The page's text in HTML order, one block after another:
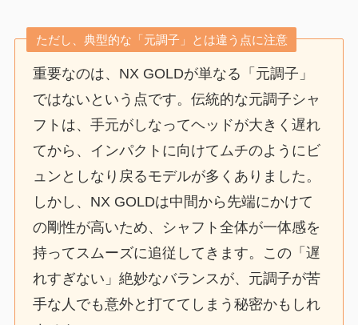
ただし、典型的な「元調子」とは違う点に注意
重要なのは、NX GOLDが単なる「元調子」
ではないという点です。伝統的な元調子シャ
フトは、手元がしなってヘッドが大きく遅れ
てから、インパクトに向けてムチのようにビ
ュンとしなり戻るモデルが多くありました。
しかし、NX GOLDは中間から先端にかけて
の剛性が高いため、シャフト全体が一体感を
持ってスムーズに追従してきます。この「遅
れすぎない」絶妙なバランスが、元調子が苦
手な人でも意外と打ててしまう秘密かもしれ